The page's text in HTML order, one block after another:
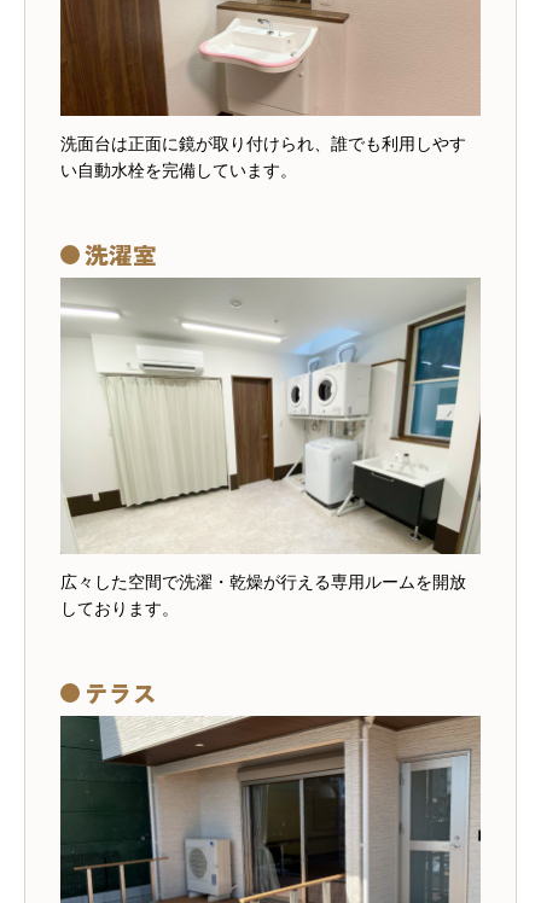
ミライエ羽島の特長
お部屋・施設のご紹介
私たちについて
お問い合わせ
ご入居に関して お問い合わせ
洗面台は正面に鏡が取り付けられ、誰でも利用しやす
い自動水栓を完備しています。
洗濯室
広々した空間で洗濯・乾燥が行える専用ルームを開放
しております。
テラス